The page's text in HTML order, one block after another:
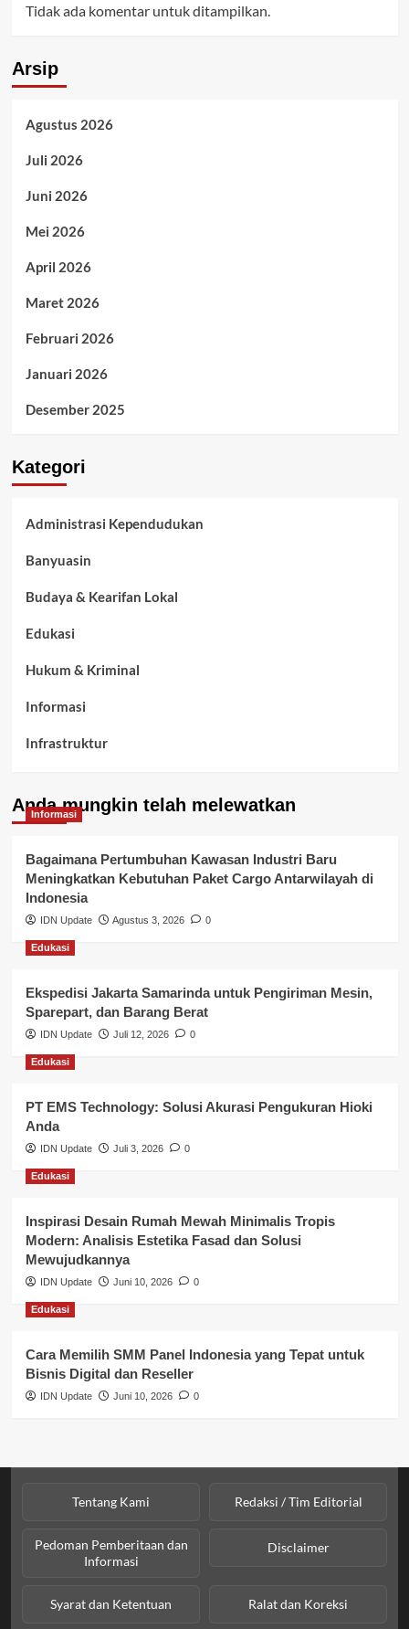
Tidak ada komentar untuk ditampilkan.
Arsip
Agustus 2026
Juli 2026
Juni 2026
Mei 2026
April 2026
Maret 2026
Februari 2026
Januari 2026
Desember 2025
Kategori
Administrasi Kependudukan
Banyuasin
Budaya & Kearifan Lokal
Edukasi
Hukum & Kriminal
Informasi
Infrastruktur
Kepegawaian & ASN Banyuasin
Kesehatan
Keuangan
Lalu Lintas
Layanan Publik Kabupaten Banyuasin
Nasional
Pemerintahan
Pendidikan
Perbankan & Keuangan
Perpajakan & Keuangan
Profil Wilayah Banyuasin
Sosial & Budaya
Sosial & Kesejahteraan
Anda mungkin telah melewatkan
Informasi
Bagaimana Pertumbuhan Kawasan Industri Baru
Meningkatkan Kebutuhan Paket Cargo Antarwilayah di
Indonesia
IDN Update Agustus 3, 2026 0
Edukasi
Ekspedisi Jakarta Samarinda untuk Pengiriman Mesin,
Sparepart, dan Barang Berat
IDN Update Juli 12, 2026 0
Edukasi
PT EMS Technology: Solusi Akurasi Pengukuran Hioki
Anda
IDN Update Juli 3, 2026 0
Edukasi
Inspirasi Desain Rumah Mewah Minimalis Tropis
Modern: Analisis Estetika Fasad dan Solusi
Mewujudkannya
IDN Update Juni 10, 2026 0
Edukasi
Cara Memilih SMM Panel Indonesia yang Tepat untuk
Bisnis Digital dan Reseller
IDN Update Juni 10, 2026 0
Tentang Kami Redaksi / Tim Editorial
Pedoman Pemberitaan dan
Informasi
Disclaimer
Syarat dan Ketentuan Ralat dan Koreksi